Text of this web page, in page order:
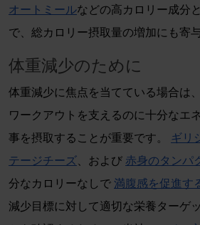
オートミールなどの高カロリー成分
で、総カロリー摂取量の増加にも寄与
体重減少のために
体重減少に焦点を当てている場合は
ワークアウトを支えるのに十分なエ
事を摂取することが重要です。 ギリ
テージチーズ、および 赤身のタンパ
分なカロリーなしで満腹感を促進す
減少目標に対して適切な栄養ターゲ